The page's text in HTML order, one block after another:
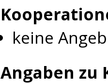
keine
Angaben